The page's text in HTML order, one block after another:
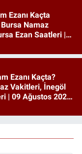
Ezanı Kaçta
Namaz
Ezan Saatleri |
Ezanı Kaçta?
Vakitleri, İnegöl
| 09 Ağustos 2026